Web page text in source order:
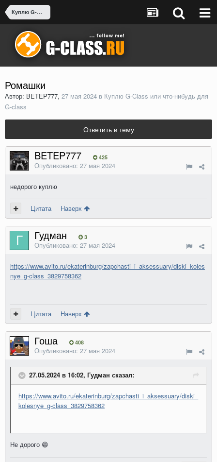
Куплю G-Class или что-нибудь для G-class
Ромашки
Автор: BETEP777, 27 мая 2024 в Куплю G-Class или что-нибудь для
G-class
Ответить в тему
BETEP777 425
Опубликовано: 27 мая 2024
недорого куплю
Цитата Наверх
Гудман 3
Опубликовано: 27 мая 2024
https://www.avito.ru/ekaterinburg/zapchasti_i_aksessuary/diski_koles
nye_g-class_3829758362
Цитата Наверх
Гоша 408
Опубликовано: 27 мая 2024
27.05.2024 в 16:02, Гудман сказал:
https://www.avito.ru/ekaterinburg/zapchasti_i_aksessuary/diski_
kolesnye_g-class_3829758362
Не дорого 😁